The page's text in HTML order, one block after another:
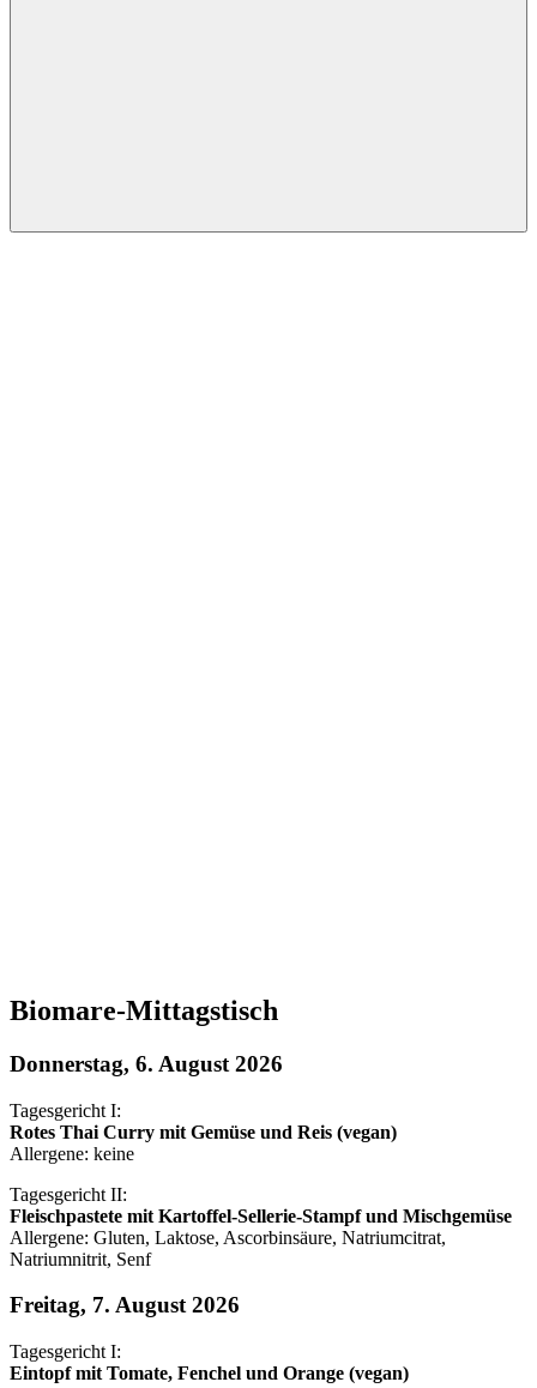
Biomare-Mittagstisch
Donnerstag, 6. August 2026
Tagesgericht I:
Rotes Thai Curry mit Gemüse und Reis (vegan)
Allergene: keine
Tagesgericht II:
Fleischpastete mit Kartoffel-Sellerie-Stampf und Mischgemüse
Allergene: Gluten, Laktose, Ascorbinsäure, Natriumcitrat,
Natriumnitrit, Senf
Freitag, 7. August 2026
Tagesgericht I:
Eintopf mit Tomate, Fenchel und Orange (vegan)